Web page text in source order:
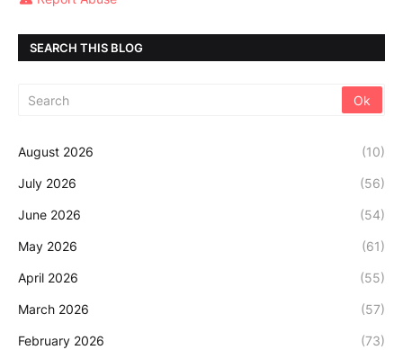
SEARCH THIS BLOG
August 2026 (10)
July 2026 (56)
June 2026 (54)
May 2026 (61)
April 2026 (55)
March 2026 (57)
February 2026 (73)